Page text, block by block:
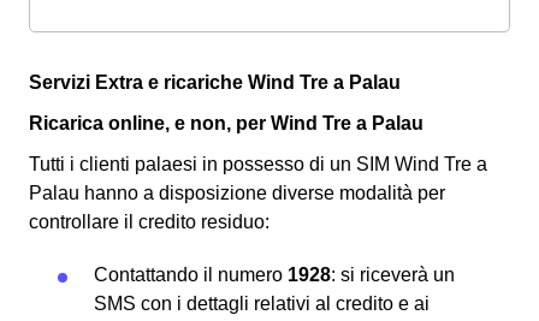
Servizi Extra e ricariche Wind Tre a Palau
Ricarica online, e non, per Wind Tre a Palau
Tutti i clienti palaesi in possesso di un SIM Wind Tre a
Palau hanno a disposizione diverse modalità per
controllare il credito residuo:
Contattando il numero 1928: si riceverà un
SMS con i dettagli relativi al credito e ai